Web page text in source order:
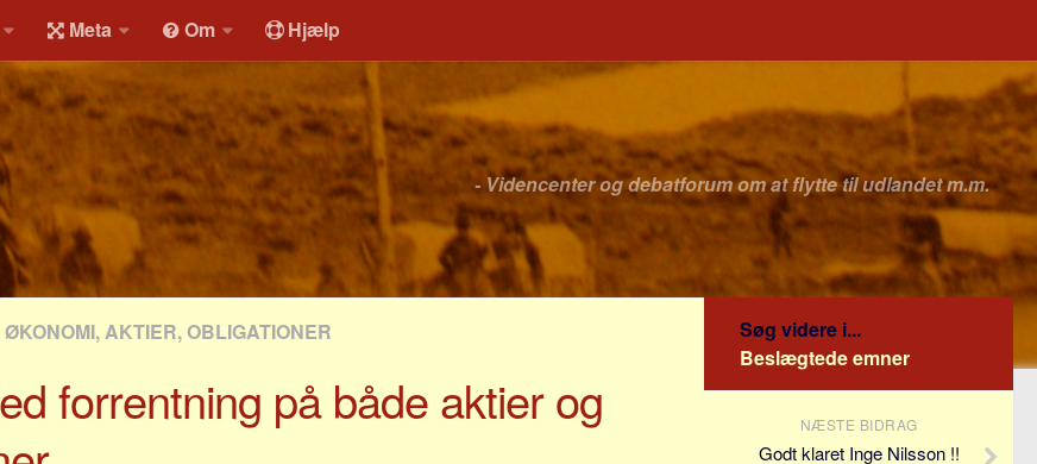
Meta Om Hjælp
- Videncenter og debatforum om at flytte til udlandet m.m.
AKTIER, OBLIGATIONER
forrentning på både aktier og
Søg videre i...
Beslægtede emner
NÆSTE BIDRAG
Godt klaret Inge Nilsson !!